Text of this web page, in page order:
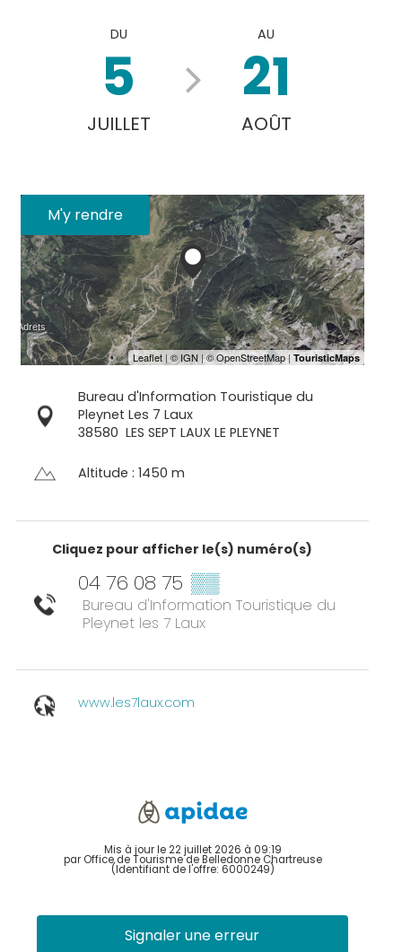
DU
5
JUILLET
AU
21
AOÛT
M'y rendre
Bureau d'Information Touristique du
Pleynet Les 7 Laux
38580 LES SEPT LAUX LE PLEYNET
Altitude : 1450 m
Cliquez pour afficher le(s) numéro(s)
04 76 08 75 ▒▒
Bureau d'Information Touristique du
Pleynet les 7 Laux
www.les7laux.com
Mis à jour le 22 juillet 2026 à 09:19
par Office de Tourisme de Belledonne Chartreuse
(Identifiant de l'offre: 6000249)
Signaler une erreur